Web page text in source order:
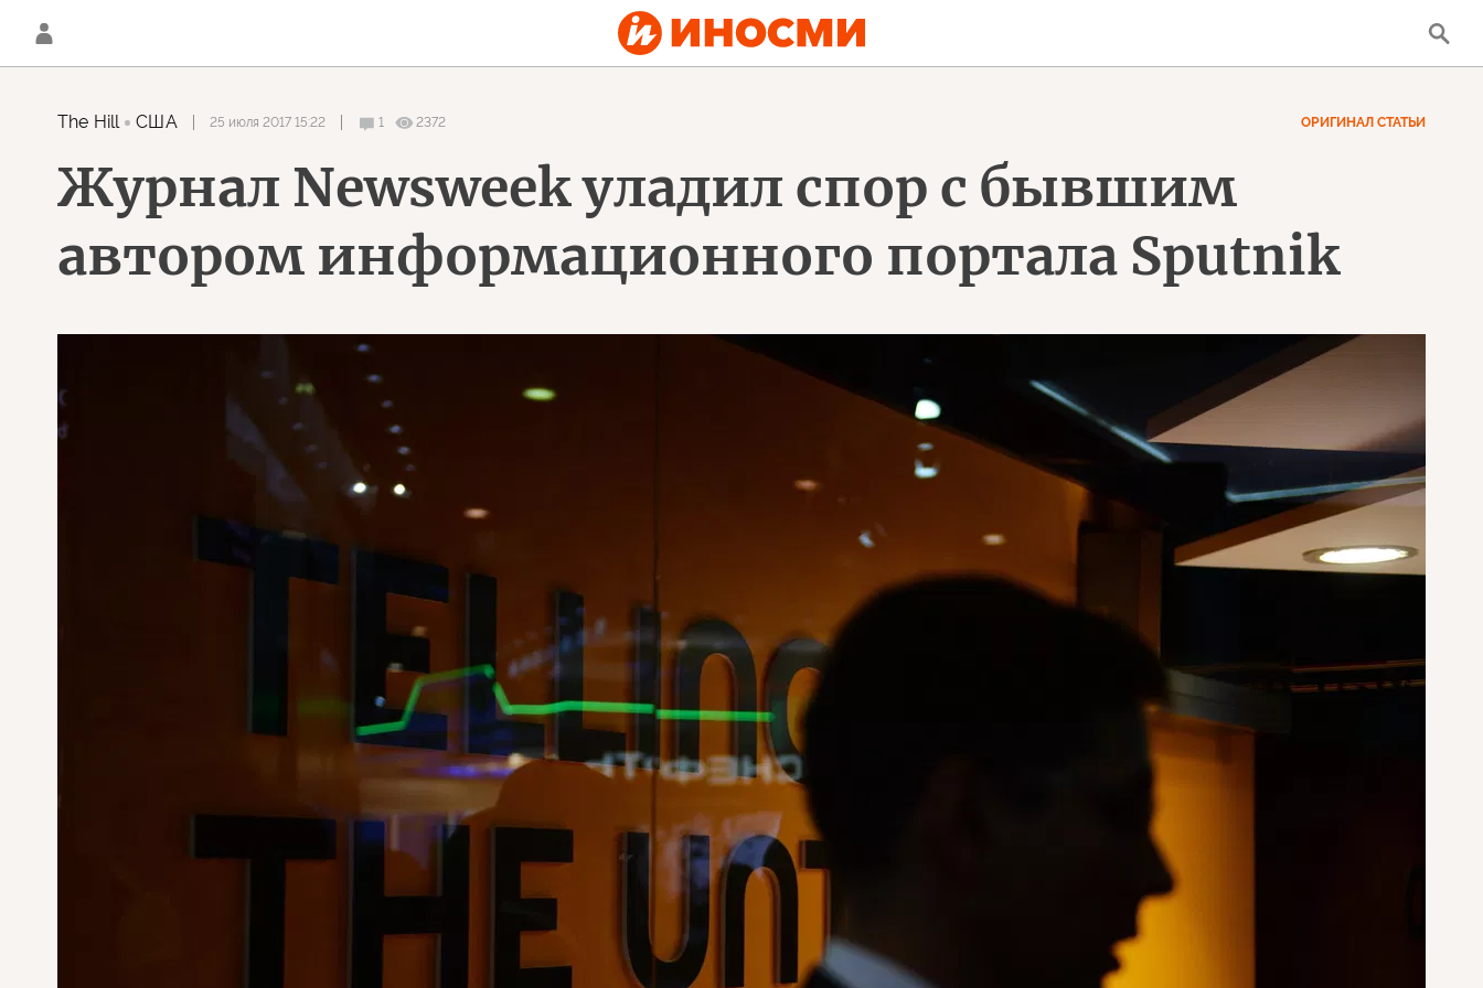
The Hill США 25 июля 2017 15:22 1 2372 ОРИГИНАЛ СТАТЬИ
Журнал Newsweek уладил спор с бывшим
автором информационного портала Sputnik